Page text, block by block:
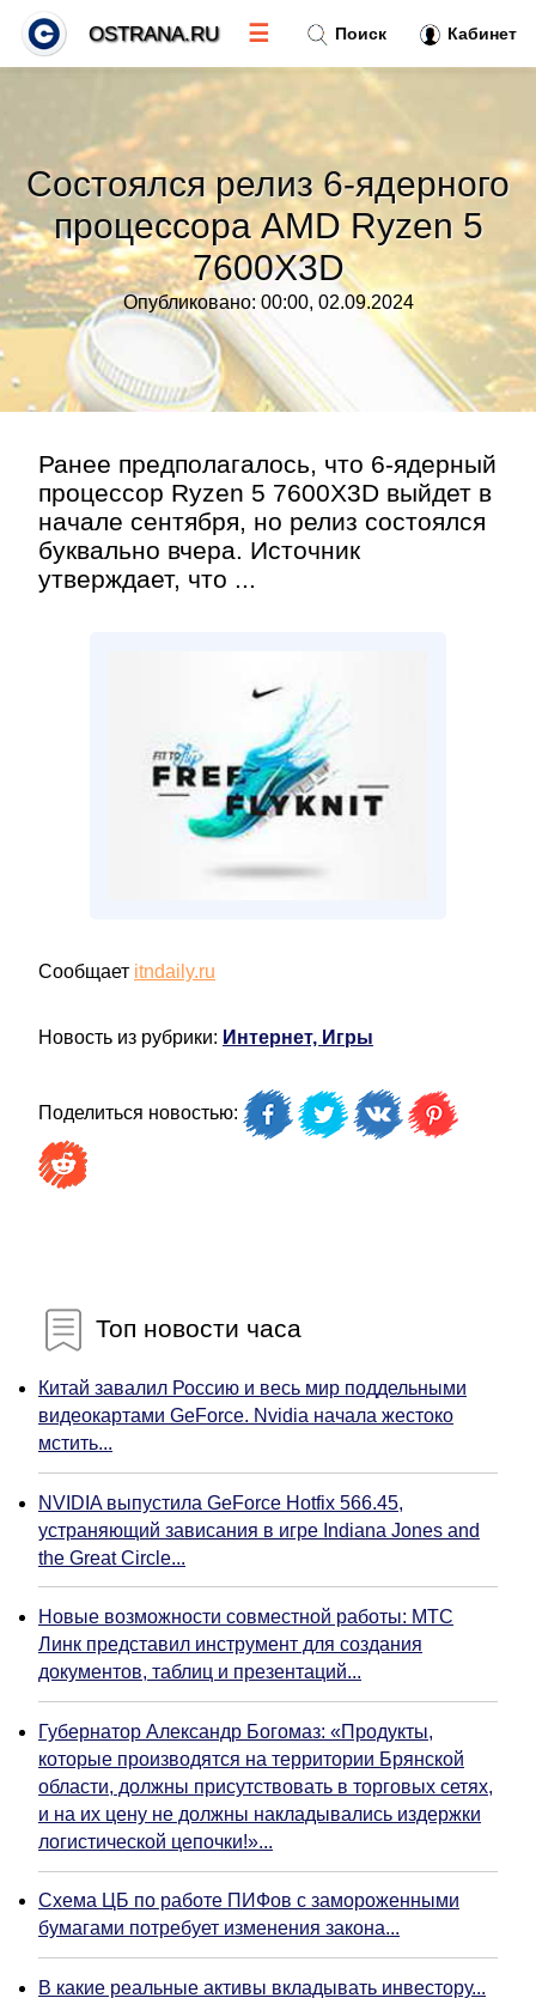
Состоялся релиз 6-ядерного
процессора AMD Ryzen 5
7600X3D
Опубликовано: 00:00, 02.09.2024
Ранее предполагалось, что 6-ядерный
процессор Ryzen 5 7600X3D выйдет в
начале сентября, но релиз состоялся
буквально вчера. Источник
утверждает, что ...
Сообщает itndaily.ru
Новость из рубрики: Интернет, Игры
Поделиться новостью:
Топ новости часа
Китай завалил Россию и весь мир поддельными
видеокартами GeForce. Nvidia начала жестоко
мстить...
NVIDIA выпустила GeForce Hotfix 566.45,
устраняющий зависания в игре Indiana Jones and
the Great Circle...
Новые возможности совместной работы: МТС
Линк представил инструмент для создания
документов, таблиц и презентаций...
Губернатор Александр Богомаз: «Продукты,
которые производятся на территории Брянской
области, должны присутствовать в торговых сетях,
и на их цену не должны накладывались издержки
логистической цепочки!»...
Схема ЦБ по работе ПИФов с замороженными
бумагами потребует изменения закона...
В какие реальные активы вкладывать инвестору...
Поиск Кабинет
OSTRANA.RU ☰
Тренды новостей»
Рубрики»
Правила
Контакт»